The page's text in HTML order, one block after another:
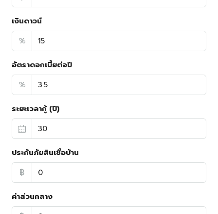
เงินดาวน์
%
อัตราดอกเบี้ยต่อปี
%
ระยะเวลากู้ (ปี)
ประกันภัยสินเชื่อบ้าน
฿
ค่าส่วนกลาง